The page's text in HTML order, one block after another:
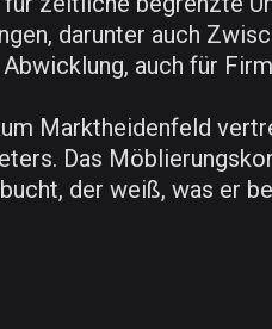
darunter auch
auch für
Marktheidenfeld
Das
der weiß, was er